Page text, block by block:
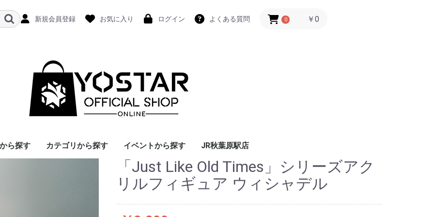
新規会員登録 お気に入り ログイン よくある質問 0 ￥0
ら探す カテゴリから探す イベントから探す JR秋葉原駅店
「Just Like Old Times」シリーズアク
リルフィギュア ウィシャデル